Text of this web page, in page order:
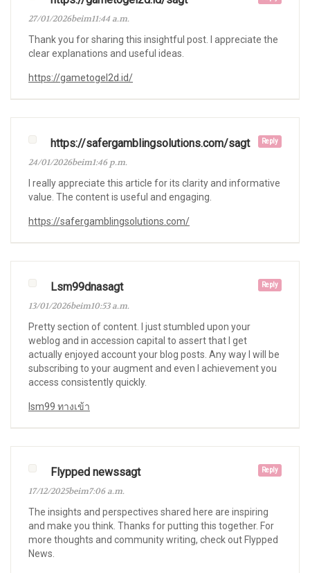
27/01/2026beim11:44 a.m.
Thank you for sharing this insightful post. I appreciate the
clear explanations and useful ideas.
https://gametogel2d.id/
Reply
https://safergamblingsolutions.com/sagt
24/01/2026beim1:46 p.m.
I really appreciate this article for its clarity and informative
value. The content is useful and engaging.
https://safergamblingsolutions.com/
Reply
Lsm99dnasagt
13/01/2026beim10:53 a.m.
Pretty section of content. I just stumbled upon your
weblog and in accession capital to assert that I get
actually enjoyed account your blog posts. Any way I will be
subscribing to your augment and even I achievement you
access consistently quickly.
lsm99 ทางเข้า
Reply
Flypped newssagt
17/12/2025beim7:06 a.m.
The insights and perspectives shared here are inspiring
and make you think. Thanks for putting this together. For
more thoughts and community writing, check out Flypped
News.